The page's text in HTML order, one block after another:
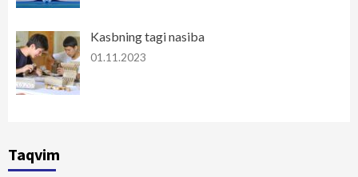
Kasbning tagi nasiba
01.11.2023
Taqvim